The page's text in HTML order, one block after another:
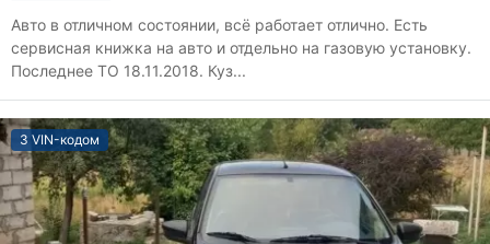
Авто в отличном состоянии, всё работает отлично. Есть
сервисная книжка на авто и отдельно на газовую установку.
Последнее ТО 18.11.2018. Куз...
З VIN-кодом